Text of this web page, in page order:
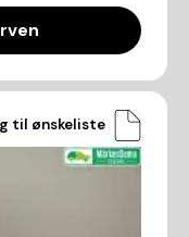
til ønskeliste